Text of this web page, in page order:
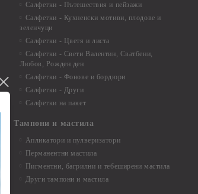
Салфетки - Пътешествия и пейзажи
Салфетки - Кухненски мотиви, плодове и
зеленчуци
Салфетки - Цветя и листа
Салфетки - Свети Валентин, Сватбени,
Любов, Рожден ден
Салфетки - Фонове и бордюри
Салфетки - Други
Салфетки на пакет
Тампони и мастила
Апликатори и пулверизатори
Перманентни мастила
Пигментни, багрилни и тебеширени мастила
Други тампони и мастила